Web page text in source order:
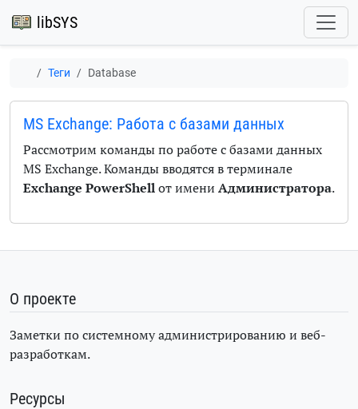
libSYS
Теги Database
MS Exchange: Работа с базами данных
Рассмотрим команды по работе с базами данных
MS Exchange. Команды вводятся в терминале
Exchange PowerShellот имени Администратора.
О проекте
Заметки по системному администрированию и веб-
разработкам.
Ресурсы